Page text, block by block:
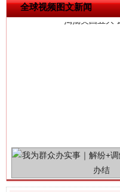
全球视频图文新闻